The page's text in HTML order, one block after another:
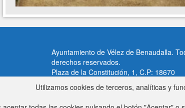
Ayuntamiento de Vélez de Benaudalla.
derechos reservados.
Plaza de la Constitución, 1, C.P: 18670
Vélez de Benaudalla, Granada (España)
Utilizamos cookies de terceros, analíticas y